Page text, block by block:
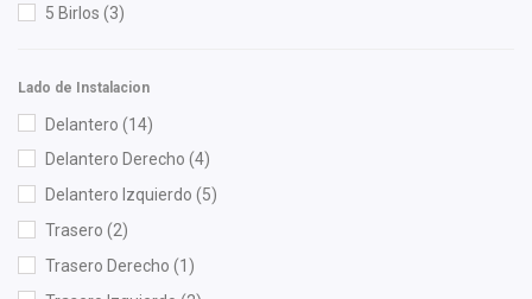
Tebo(4)
Volkswagen (Original)
Yokomitsu(1)
5 Birlos (3)
Lado de Instalacion
Delantero (14)
Delantero Derecho (4)
Delantero Izquierdo (5)
Trasero (2)
Trasero Derecho (1)